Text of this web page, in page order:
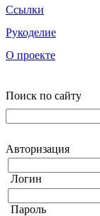
Ссылки
Рукоделие
О проекте
Поиск по сайту
Авторизация
Логин
Пароль